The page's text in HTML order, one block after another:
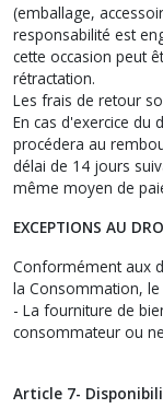
(emballage,
responsabilité est
cette occasion peut
rétractation.
Les frais de retour
En cas d'exercice du
procédera au
délai de 14 jours
même moyen de
EXCEPTIONS AU
Conformément aux
la Consommation,
- La fourniture de
consommateur ou
Article 7-